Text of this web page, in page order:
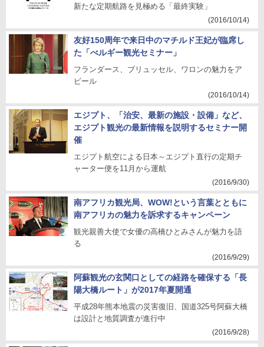
新たな定期航路を見極める「最終実験」
(2016/10/14)
友好150周年で来日中のマチルド王妃が臨席し
た「べルギー観光セミナー」
フランダース、ブリュッセル、ワロンの魅力をア
ピール
(2016/10/14)
エジプト、「治安、最新の施設・設備」など、
エジプト観光の最新情報を説明するセミナー開
催
エジプト航空による日本～エジプト直行の定期チ
ャーター便を11月から運航
(2016/9/30)
南アフリカ観光局、WOW!という言葉とともに
南アフリカの魅力を訴求するキャンペーン
観光親善大使で女優の高橋ひとみさんが魅力を語
る
(2016/9/29)
阿蘇観光の玄関口としての経路を確保する「長
陽大橋ルート」が2017年夏開通
平成28年熊本地震の災害復旧、国道325号阿蘇大橋
は設計と地質調査が進行中
(2016/9/28)